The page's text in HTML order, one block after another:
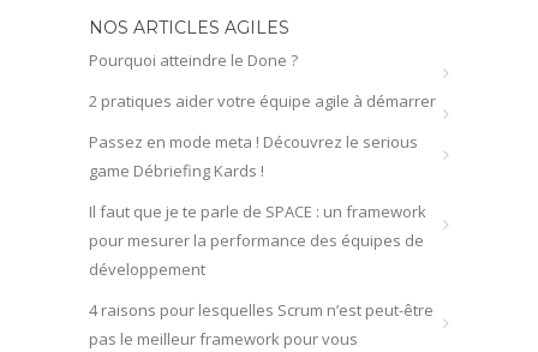
NOS ARTICLES AGILES
Pourquoi atteindre le Done ?
2 pratiques aider votre équipe agile à démarrer
Passez en mode meta ! Découvrez le serious
game Débriefing Kards !
Il faut que je te parle de SPACE : un framework
pour mesurer la performance des équipes de
développement
4 raisons pour lesquelles Scrum n’est peut-être
pas le meilleur framework pour vous